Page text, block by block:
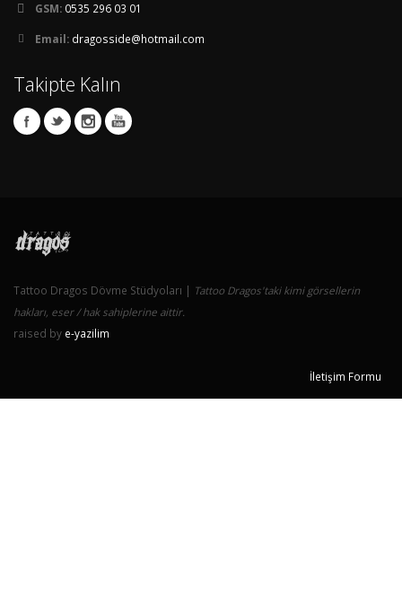
GSM: 0535 296 03 01
Email: dragosside@hotmail.com
Takipte Kalın
Tattoo Dragos Dövme Stüdyoları | Tattoo Dragos'taki kimi görsellerin
hakları, eser / hak sahiplerine aittir.
raised by e-yazilim
İletişim Formu